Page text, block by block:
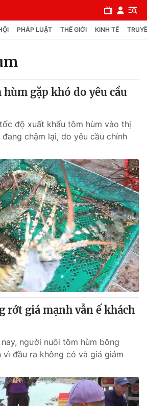
PHÁP LUẬT THẾ GIỚI KINH TẾ
gặp khó do yêu cầu
độ xuất khẩu tôm hùm vào thị
chậm lại, do yêu cầu chính
rớt giá mạnh vẫn ế khách
người nuôi tôm hùm bông
vì đầu ra không có và giá giảm